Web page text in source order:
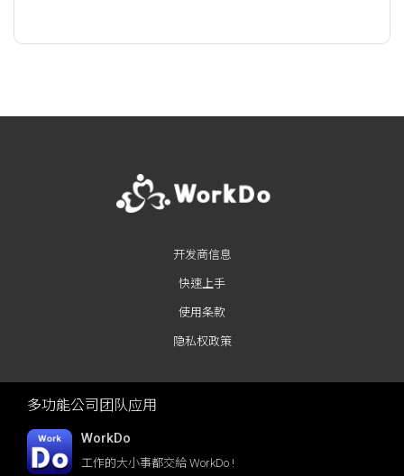
开发商信息
快速上手
使用条款
隐私权政策
多功能公司团队应用
WorkDo
工作的大小事都交給 WorkDo !